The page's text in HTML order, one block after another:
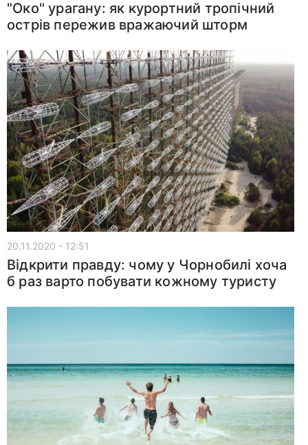
"Око" урагану: як курортний тропічний
острів пережив вражаючий шторм
20.11.2020 - 12:51
Відкрити правду: чому у Чорнобилі хоча
б раз варто побувати кожному туристу